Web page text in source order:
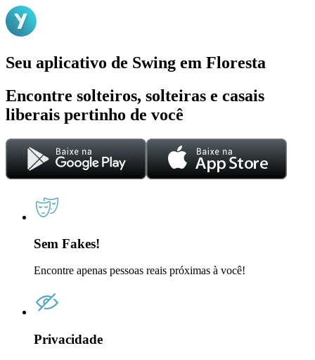
Seu aplicativo de Swing em Floresta
Encontre solteiros, solteiras e casais
liberais pertinho de você
Sem Fakes!
Encontre apenas pessoas reais próximas à você!
Privacidade